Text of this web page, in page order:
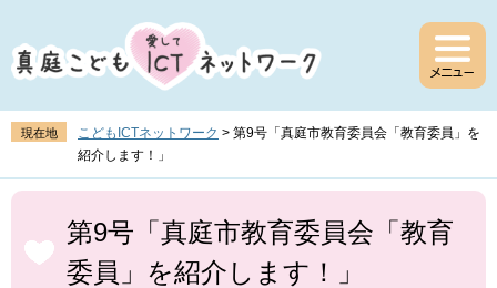
ジ
の
頭
す
。
ュ
ー
飛
し
て
現在地 こどもICTネットワーク > 第9号「真庭市教育委員会「教育委員」を
紹介します！」
本
第9号「真庭市教育委員会「教育
委員」を紹介します！」